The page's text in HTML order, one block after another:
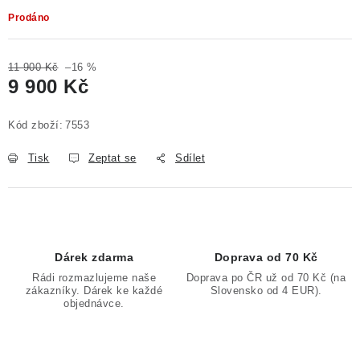
Prodáno
11 900 Kč –16 %
9 900 Kč
Kód zboží: 7553
Tisk Zeptat se Sdílet
Dárek zdarma
Rádi rozmazlujeme naše
zákazníky. Dárek ke každé
objednávce.
Doprava od 70 Kč
Doprava po ČR už od 70 Kč (na
Slovensko od 4 EUR).